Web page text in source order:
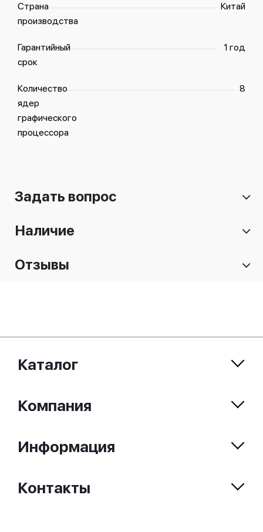
Страна
производства
Китай
Гарантийный
срок
1 год
Количество
ядер
графического
процессора
8
Задать вопрос
Наличие
Отзывы
Контакты
Каталог
Компания
Информация